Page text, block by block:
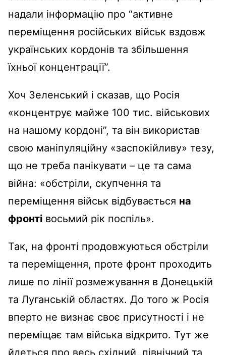
надали інформацію про “активне
переміщення російських військ вздовж
українських кордонів та збільшення
їхньої концентрації”.
Хоч Зеленський і сказав, що Росія
«концентрує майже 100 тис. військових
на нашому кордоні”, та він використав
свою маніпуляційну «заспокійливу» тезу,
що не треба панікувати – це та сама
війна: «обстріли, скупчення та
переміщення військ відбувається на
фронті восьмий рік поспіль».
Так, на фронті продовжуються обстріли
та переміщення, проте фронт проходить
лише по лінії розмежування в Донецькій
та Луганській областях. До того ж Росія
вперто не визнає своє присутності і не
переміщає там війська відкрито. Тут же